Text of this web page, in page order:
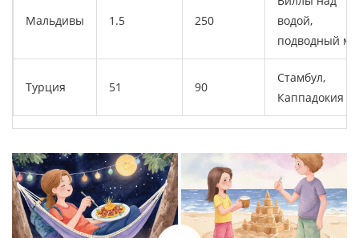
Мальдивы 1.5 250
водой,
подводный
Турция 51 90
Стамбул,
Каппадокия